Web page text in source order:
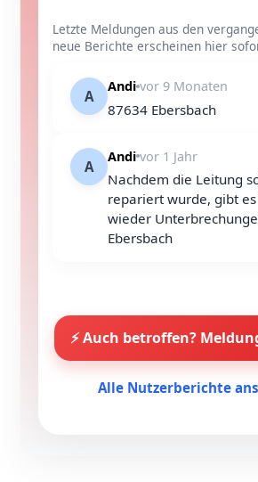
Letzte Meldungen aus den
neue Berichte erscheinen hier
A
Andi vor 9 Monaten
87634 Ebersbach
A
Andi vor 1 Jahr
Nachdem die Leitung
repariert wurde, gibt
wieder
Ebersbach
⚡ Auch betroffen?
Alle Nutzerberichte